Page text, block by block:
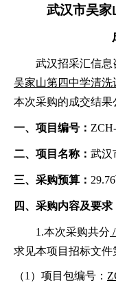
武汉市吴家
武汉招采汇信息
吴家山第四中学清洗
本次采购的成交结果
一、项目编号：
二、项目名称： 武汉
三、采购预算： 29.76
四、采购内容及要求
1.本次采购共分 /
求见本项目 招标文件
（1）项目包编号：